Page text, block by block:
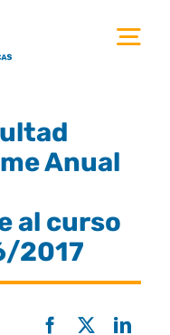
Anual
al curso
2017